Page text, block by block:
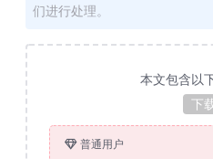
们进行处理。
本文包含以
下
普通用户